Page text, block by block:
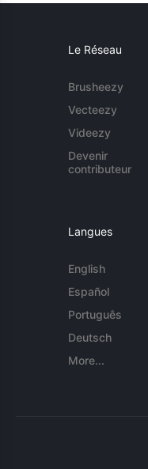
Le Réseau
Brusheezy
Vecteezy
Videezy
Devenir
contributeur
Langues
English
Español
Português
Deutsch
More...